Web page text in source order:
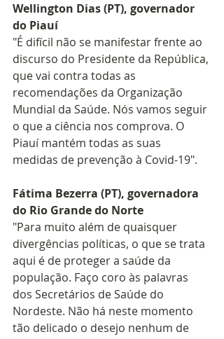
Wellington Dias (PT), governador
do Piauí
"É difícil não se manifestar frente ao
discurso do Presidente da República,
que vai contra todas as
recomendações da Organização
Mundial da Saúde. Nós vamos seguir
o que a ciência nos comprova. O
Piauí mantém todas as suas
medidas de prevenção à Covid-19".
Fátima Bezerra (PT), governadora
do Rio Grande do Norte
"Para muito além de quaisquer
divergências políticas, o que se trata
aqui é de proteger a saúde da
população. Faço coro às palavras
dos Secretários de Saúde do
Nordeste. Não há neste momento
tão delicado o desejo nenhum de